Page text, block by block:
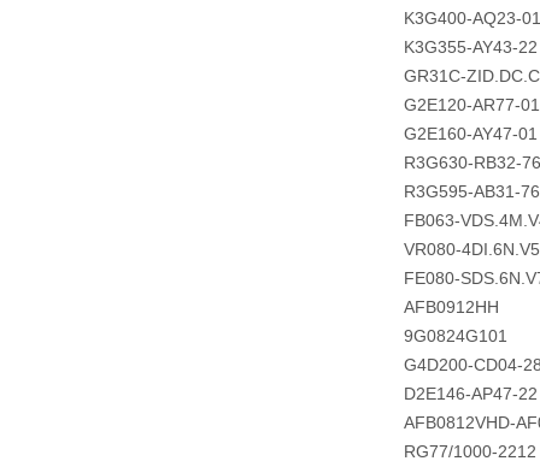
K3G400-AQ23-01
K3G355-AY43-22
GR31C-
G2E120-AR77-01
G2E160-AY47-01
R3G630-RB32-76
R3G595-AB31-76
FB063-
VR080-
FE080-
AFB0912HH
9G0824G101
G4D200-CD04-
D2E146-AP47-22
AFB0812VHD-
RG77/1000-2212